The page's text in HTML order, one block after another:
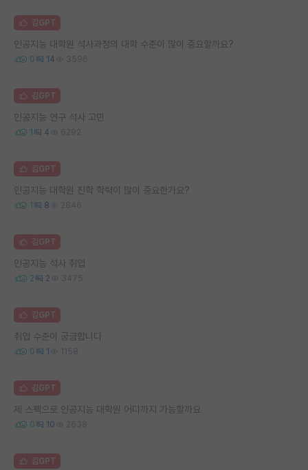
김GPT
인공지능 대학원 석사과정의 대학 수준이 많이 중요할까요?
0 14 3596
김GPT
인공지능 연구 석사 고민
1 4 6292
김GPT
인공지능 대학원 진학 학력이 많이 중요한가요?
1 8 2846
김GPT
인공지능 석사 취업
2 2 3475
김GPT
취업 수준이 궁금합니다
0 1 1158
김GPT
제 스펙으로 인공지능 대학원 어디까지 가능할까요
0 10 2638
김GPT